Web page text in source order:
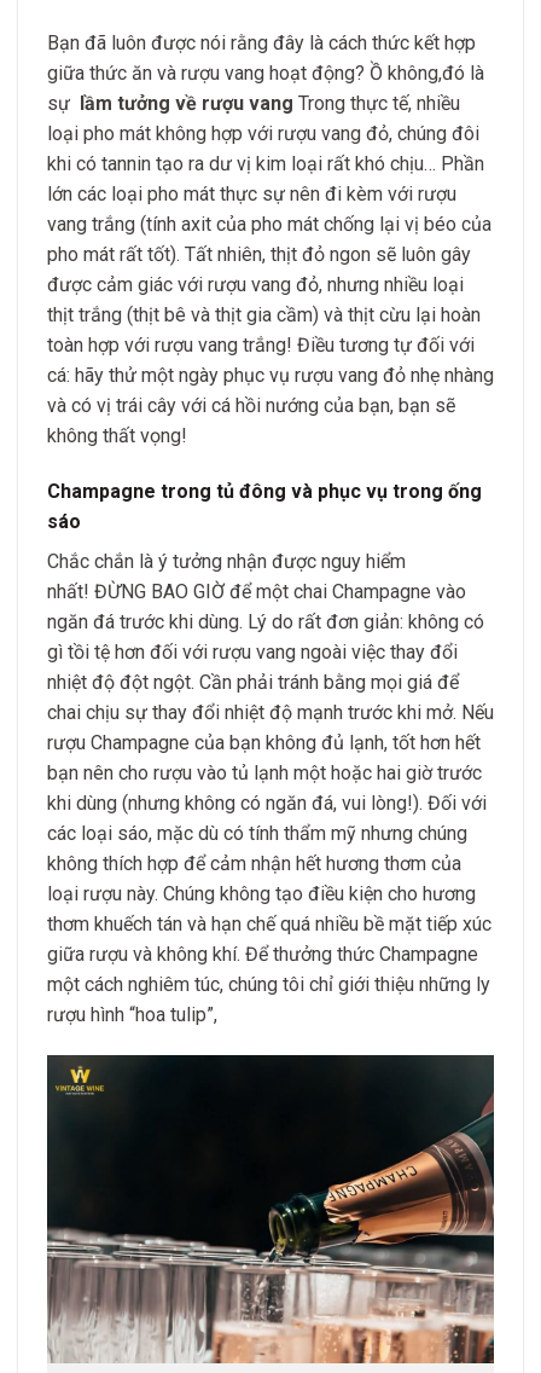
Bạn đã luôn được nói rằng đây là cách thức kết hợp
giữa thức ăn và rượu vang hoạt động? Ồ không,đó là
sự
lầm tưởng về rượu vang Trong thực tế, nhiều
loại pho mát không hợp với rượu vang đỏ, chúng đôi
khi có tannin tạo ra dư vị kim loại rất khó chịu… Phần
lớn các loại pho mát thực sự nên đi kèm với rượu
vang trắng (tính axit của pho mát chống lại vị béo của
pho mát rất tốt). Tất nhiên, thịt đỏ ngon sẽ luôn gây
được cảm giác với rượu vang đỏ, nhưng nhiều loại
thịt trắng (thịt bê và thịt gia cầm) và thịt cừu lại hoàn
toàn hợp với rượu vang trắng! Điều tương tự đối với
cá: hãy thử một ngày phục vụ rượu vang đỏ nhẹ nhàng
và có vị trái cây với cá hồi nướng của bạn, bạn sẽ
không thất vọng!
Champagne trong tủ đông và phục vụ trong ống
sáo
Chắc chắn là ý tưởng nhận được nguy hiểm
nhất! ĐỪNG BAO GIỜ để một chai Champagne vào
ngăn đá trước khi dùng. Lý do rất đơn giản: không có
gì tồi tệ hơn đối với rượu vang ngoài việc thay đổi
nhiệt độ đột ngột. Cần phải tránh bằng mọi giá để
chai chịu sự thay đổi nhiệt độ mạnh trước khi mở. Nếu
rượu Champagne của bạn không đủ lạnh, tốt hơn hết
bạn nên cho rượu vào tủ lạnh một hoặc hai giờ trước
khi dùng (nhưng không có ngăn đá, vui lòng!). Đối với
các loại sáo, mặc dù có tính thẩm mỹ nhưng chúng
không thích hợp để cảm nhận hết hương thơm của
loại rượu này. Chúng không tạo điều kiện cho hương
thơm khuếch tán và hạn chế quá nhiều bề mặt tiếp xúc
giữa rượu và không khí. Để thưởng thức Champagne
một cách nghiêm túc, chúng tôi chỉ giới thiệu những ly
rượu hình “hoa tulip”,